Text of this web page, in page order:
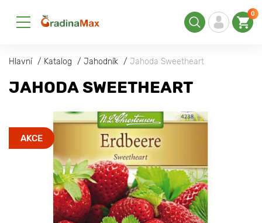
0
Hlavní Katalog Jahodník Jahoda Sweetheart
JAHODA SWEETHEART
AKCE